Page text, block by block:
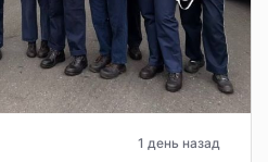
1 день назад